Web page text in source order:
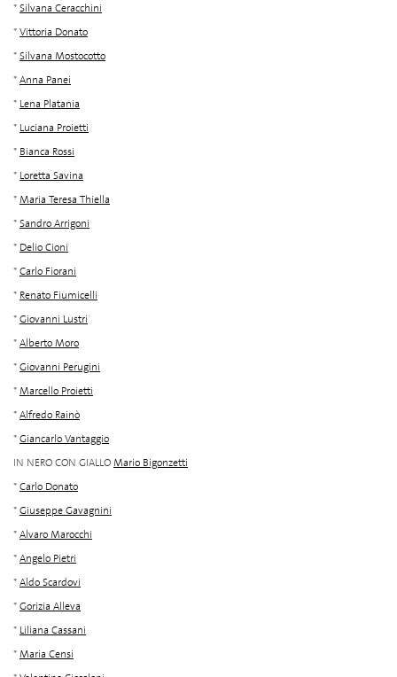
*Silvana Ceracchini
*Vittoria Donato
*Silvana Mostocotto
*Anna Panei
* Lena Platania
* Luciana Proietti
* Bianca Rossi
* Loretta Savina
*Maria Teresa Thiella
*Sandro Arrigoni
* Delio Cioni
*Carlo Fiorani
* Renato Fiumicelli
*Giovanni Lustri
*Alberto Moro
*Giovanni Perugini
*Marcello Proietti
*Alfredo Rainò
*Giancarlo Vantaggio
IN NERO CON GIALLOMario Bigonzetti
*Carlo Donato
*Giuseppe Gavagnini
*Alvaro Marocchi
*Angelo Pietri
*Aldo Scardovi
*Gorizia Alleva
* Liliana Cassani
*Maria Censi